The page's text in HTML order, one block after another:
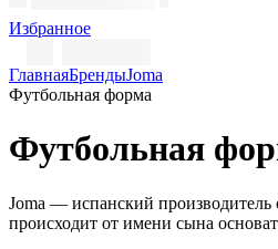
Избранное
ГлавнаяБрендыJoma
Футбольная форма
Футбольная
Joma — испанский
происходит от имени сына